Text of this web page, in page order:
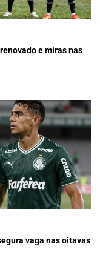
e miras nas
vaga nas oitavas